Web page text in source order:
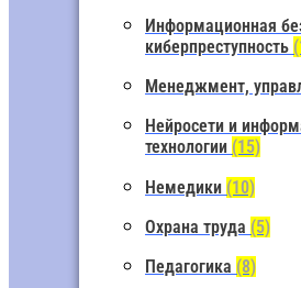
Информационная
киберпреступность
Менеджмент,
Нейросети и
технологии (15)
Немедики (10)
Охрана труда (5)
Педагогика (8)